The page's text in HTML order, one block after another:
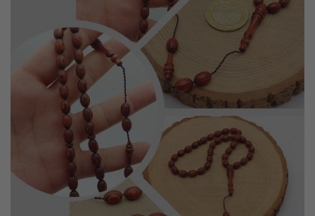
- KAPIDA ÖDEME SİPARİŞLERİNİZİ SADECE NAKİT ÖDEME VE PTT
KARGO İLE GÖNDERİYORUZ.
- 11:00 E KADAR VERDİĞİNİZ TÜM SİPARİŞLER AYNI GÜN
KARGODA
- ÜRÜN ALIM LİMİTİ MİNİMUM 0 ₺ + KARGO ÜCRETİDİR
- KAPIDA ÖDEME ALIM LİMİTİ MİNİMUM 900 ₺ + KARGO
ÜCRETİDİR